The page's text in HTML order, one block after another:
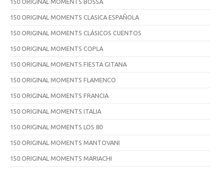
150 ORIGINAL MOMENTS BOSSA
150 ORIGINAL MOMENTS CLASICA ESPAÑOLA
150 ORIGINAL MOMENTS CLÁSICOS CUENTOS
150 ORIGINAL MOMENTS COPLA
150 ORIGINAL MOMENTS FIESTA GITANA
150 ORIGINAL MOMENTS FLAMENCO
150 ORIGINAL MOMENTS FRANCIA
150 ORIGINAL MOMENTS ITALIA
150 ORIGINAL MOMENTS LOS 80
150 ORIGINAL MOMENTS MANTOVANI
150 ORIGINAL MOMENTS MARIACHI